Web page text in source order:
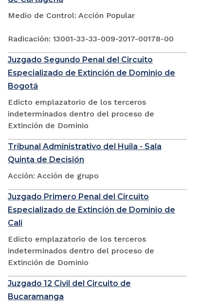
Medio de Control: Acción Popular
Radicación: 13001-33-33-009-2017-00178-00
Juzgado Segundo Penal del Circuito
Especializado de Extinción de Dominio de
Bogotá
Edicto emplazatorio de los terceros
indeterminados dentro del proceso de
Extinción de Dominio
Tribunal Administrativo del Huila - Sala
Quinta de Decisión
Acción: Acción de grupo
Juzgado Primero Penal del Circuito
Especializado de Extinción de Dominio de
Cali
Edicto emplazatorio de los terceros
indeterminados dentro del proceso de
Extinción de Dominio
Juzgado 12 Civil del Circuito de
Bucaramanga